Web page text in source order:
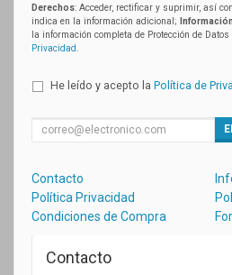
Derechos: Acceder, rectificar y suprimir, así
indica en la información adicional;
la información completa de Protección de
Privacidad
He leído y acepto la Política de
Contacto
Política Privacidad
Condiciones de Compra
Contacto